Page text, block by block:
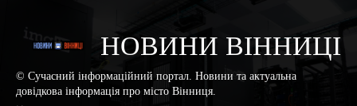
НОВИНИ ВІННИЦІ
© Сучасний інформаційний портал. Новини та актуальна
довідкова інформація про місто Вінниця.